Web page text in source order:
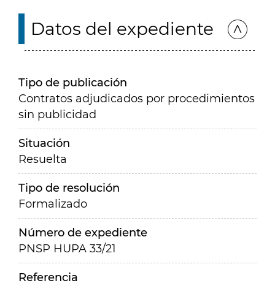
Datos del expediente
Tipo de publicación
Contratos adjudicados por procedimientos
sin publicidad
Situación
Resuelta
Tipo de resolución
Formalizado
Número de expediente
PNSP HUPA 33/21
Referencia